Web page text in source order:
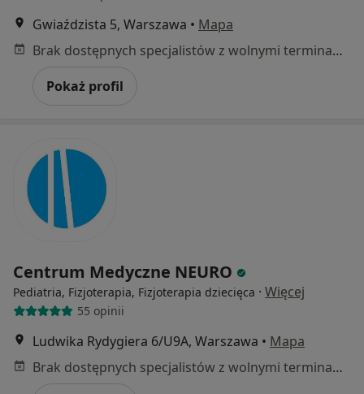
Gwiaździsta 5, Warszawa • Mapa
Brak dostępnych specjalistów z wolnymi terminami w tym centrum medycznym.
Pokaż profil
Centrum Medyczne NEURO
Pediatria, Fizjoterapia, Fizjoterapia dziecięca · Więcej
55 opinii
Ludwika Rydygiera 6/U9A, Warszawa • Mapa
Brak dostępnych specjalistów z wolnymi terminami w tym centrum medycznym.